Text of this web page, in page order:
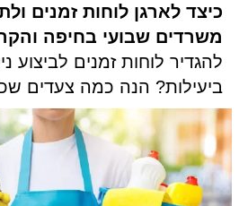
כיצד לארגן לוחות זמנים
משרדים שבועי בחיפה
להגדיר לוחות זמנים לביצוע
ביעילות? הנה כמה צעדים